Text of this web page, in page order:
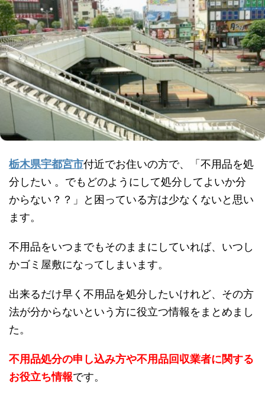
栃木県宇都宮市付近でお住いの方で、「不用品を処
分したい 。でもどのようにして処分してよいか分
からない？？」と困っている方は少なくないと思い
ます。
不用品をいつまでもそのままにしていれば、いつし
かゴミ屋敷になってしまいます。
出来るだけ早く不用品を処分したいけれど、その方
法が分からないという方に役立つ情報をまとめまし
た。
不用品処分の申し込み方や不用品回収業者に関する
お役立ち情報です。